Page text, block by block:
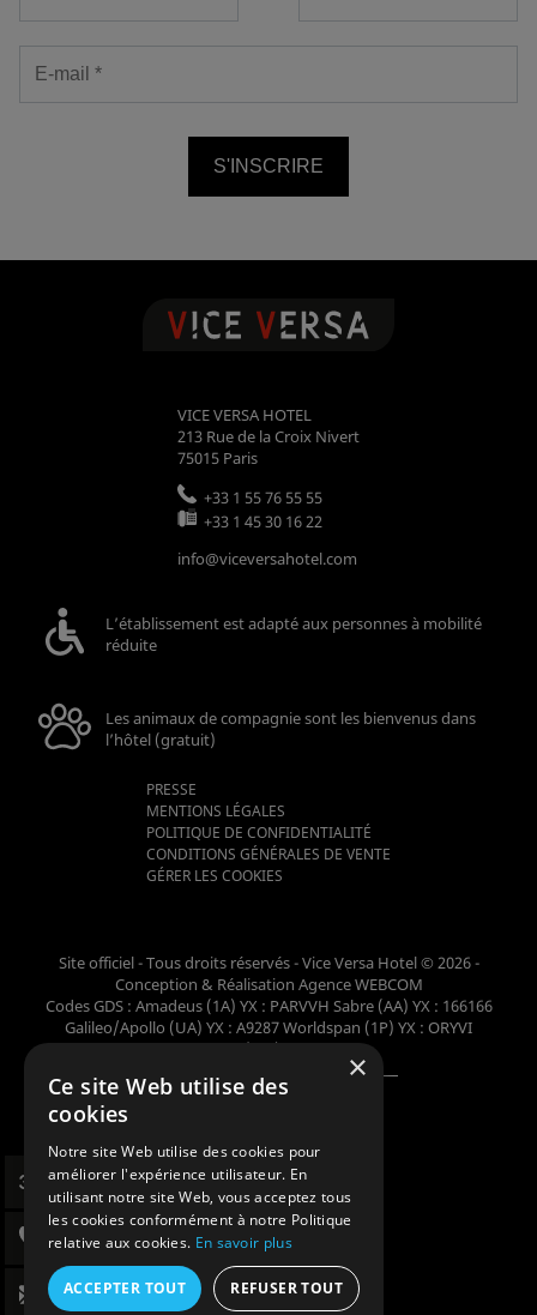
S'INSCRIRE
VICE VERSA HOTEL
213 Rue de la Croix Nivert
75015 Paris
+33 1 55 76 55 55
+33 1 45 30 16 22
info@viceversahotel.com
L’établissement est adapté aux personnes à mobilité
réduite
Les animaux de compagnie sont les bienvenus dans
l’hôtel (gratuit)
PRESSE
MENTIONS LÉGALES
POLITIQUE DE CONFIDENTIALITÉ
CONDITIONS GÉNÉRALES DE VENTE
GÉRER LES COOKIES
Site officiel - Tous droits réservés - Vice Versa Hotel © 2026 -
Conception & Réalisation Agence WEBCOM
Codes GDS : Amadeus (1A) YX : PARVVH Sabre (AA) YX : 166166
Galileo/Apollo (UA) YX : A9287 Worldspan (1P) YX : ORYVI
Pegasus (WB) YX : 62698×
Ce site Web utilise des
cookies
Notre site Web utilise des cookies pour
améliorer l'expérience utilisateur. En
utilisant notre site Web, vous acceptez tous
les cookies conformément à notre Politique
relative aux cookies. En savoir plus
ACCEPTER TOUT REFUSER TOUT